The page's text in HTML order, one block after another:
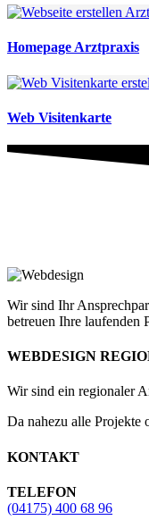
Homepage Arztpraxis
Web Visitenkarte
Wir sind Ihr
betreuen Ihre laufenden
WEBDESIGN
Wir sind ein regionaler
Da nahezu alle Projekte
KONTAKT
TELEFON
(04175) 400 68 96